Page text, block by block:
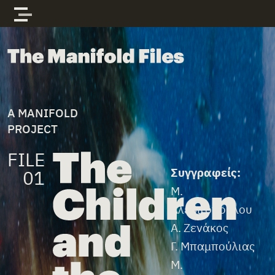
Skip to content
The Manifold Files
A MANIFOLD
PROJECT
FILE
01 File Credits
Συγγραφείς:
Μ.
Αλεβιζοπούλου
Α. Ζενάκος
Γ. Μπαμπούλιας
Μ.